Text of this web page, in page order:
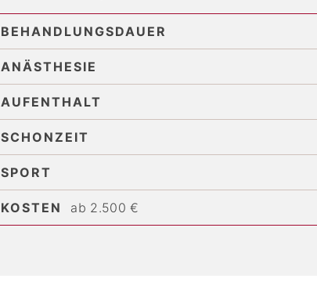
BEHANDLUNGSDAUER
ANÄSTHESIE
AUFENTHALT
SCHONZEIT
SPORT
KOSTEN ab 2.500 €